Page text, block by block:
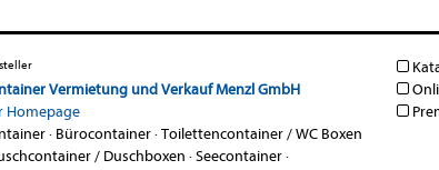
Vermietung und Verkauf Menzl GmbH
Homepage
· Bürocontainer·Toilettencontainer / WC Boxen
/ Duschboxen ·Seecontainer·